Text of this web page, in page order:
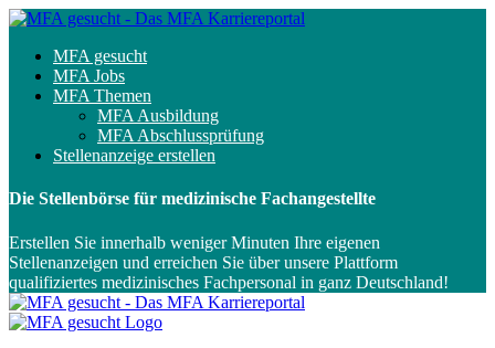
MFA gesucht
MFA Jobs
MFA Themen
MFA Ausbildung
MFA Abschlussprüfung
Stellenanzeige erstellen
Die Stellenbörse für medizinische Fachangestellte
Erstellen Sie innerhalb weniger Minuten Ihre eigenen
Stellenanzeigen und erreichen Sie über unsere Plattform
qualifiziertes medizinisches Fachpersonal in ganz Deutschland!